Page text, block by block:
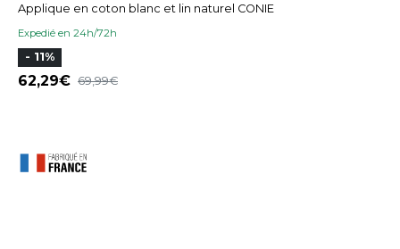
Applique en coton blanc et lin naturel CONIE
Expedié en 24h/72h
- 11%
62,29 69,99